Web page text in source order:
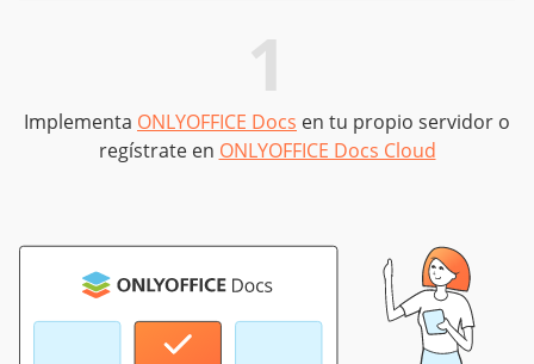
1
Implementa ONLYOFFICE Docs en tu propio servidor o
regístrate en ONLYOFFICE Docs Cloud